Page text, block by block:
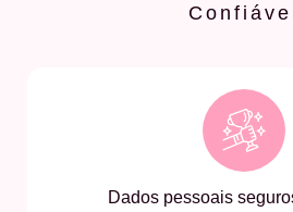
Dados pessoais